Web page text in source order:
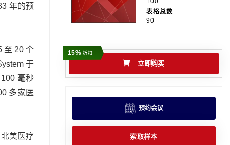
年的预
至 20 个
于
毫秒
多家医
美医疗
表格总数
90
15%折扣
立即购买
预约会议
索取样本